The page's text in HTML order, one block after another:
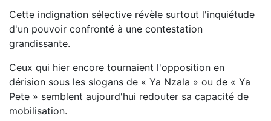
Cette indignation sélective révèle surtout l'inquiétude
d'un pouvoir confronté à une contestation
grandissante.
Ceux qui hier encore tournaient l'opposition en
dérision sous les slogans de « Ya Nzala » ou de « Ya
Pete » semblent aujourd'hui redouter sa capacité de
mobilisation.